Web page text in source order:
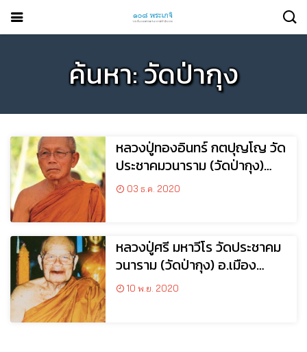
ค้นหา: วัดป่ากุง
หลวงปู่ทองอินทร์ กตปุญโญ วัด
ประชาคมวนาราม (วัดป่ากุง)
อ.ศรีสมเด็จ จ.ร้อยเอ็ด
03 ธ.ค. 2020
หลวงปู่ศรี มหาวีโร วัดประชาคม
วนาราม (วัดป่ากุง) อ.เมือง
จ.ร้อยเอ็ด
10 พ.ย. 2020